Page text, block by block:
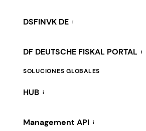
DSFINVK DE i
DF DEUTSCHE FISKAL PORTAL i
SOLUCIONES GLOBALES
HUB i
Management API i